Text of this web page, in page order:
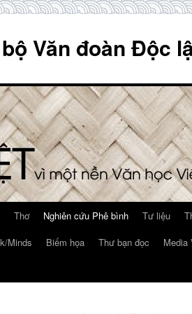
Văn đoàn Độc
Thơ Nghiên cứu Phê bình Tư liệu
Minds Biếm họa Thư bạn đọc Media